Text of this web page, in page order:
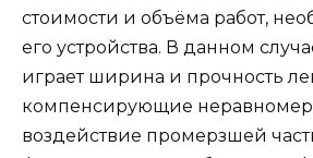
стоимости и объёма работ,
его устройства. В данном
играет ширина и прочность
компенсирующие
воздействие промерзшей